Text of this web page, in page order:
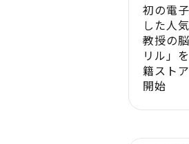
初の電
した人
教授の
リル」
籍スト
開始